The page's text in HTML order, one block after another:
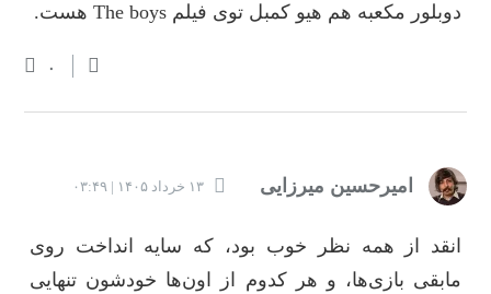
دوبلور مکعبه هم هیو کمبل توی فیلم The boys هست.
۰
امیرحسین میرزایی ۱۳ خرداد ۱۴۰۵ | ۰۳:۴۹
انقد از همه نظر خوب بود، که سایه انداخت روی
مابقی بازی‌ها، و هر کدوم از اون‌ها خودشون تنهایی